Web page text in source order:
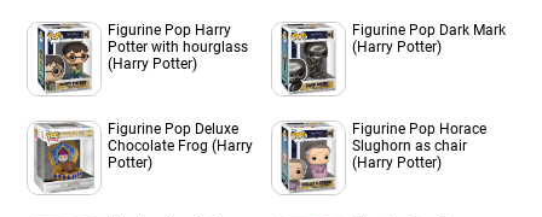
Figurine Pop Harry
Potter with hourglass
(Harry Potter)
Figurine Pop Dark Mark
(Harry Potter)
Figurine Pop Deluxe
Chocolate Frog (Harry
Potter)
Figurine Pop Horace
Slughorn as chair
(Harry Potter)